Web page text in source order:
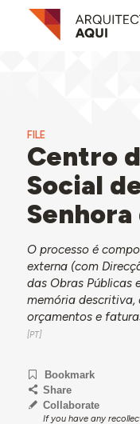
FILE
Centro
Social
O processo é
externa (com
das Obras Públicas
memória
orçamentos e
Bookmark
Share
Collaborate
If you have any